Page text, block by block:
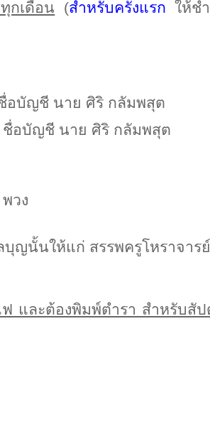
กเดือน (สำหรับครั้งแรก ให้ช
อบัญชี นาย ศิริ กลัมพสุต
บัญชี นาย ศิริ กลัมพสุต
วง
ญนั้นให้แก่ สรรพครูโหราจาร
และต้องพิมพ์ตำรา สำหรับสั